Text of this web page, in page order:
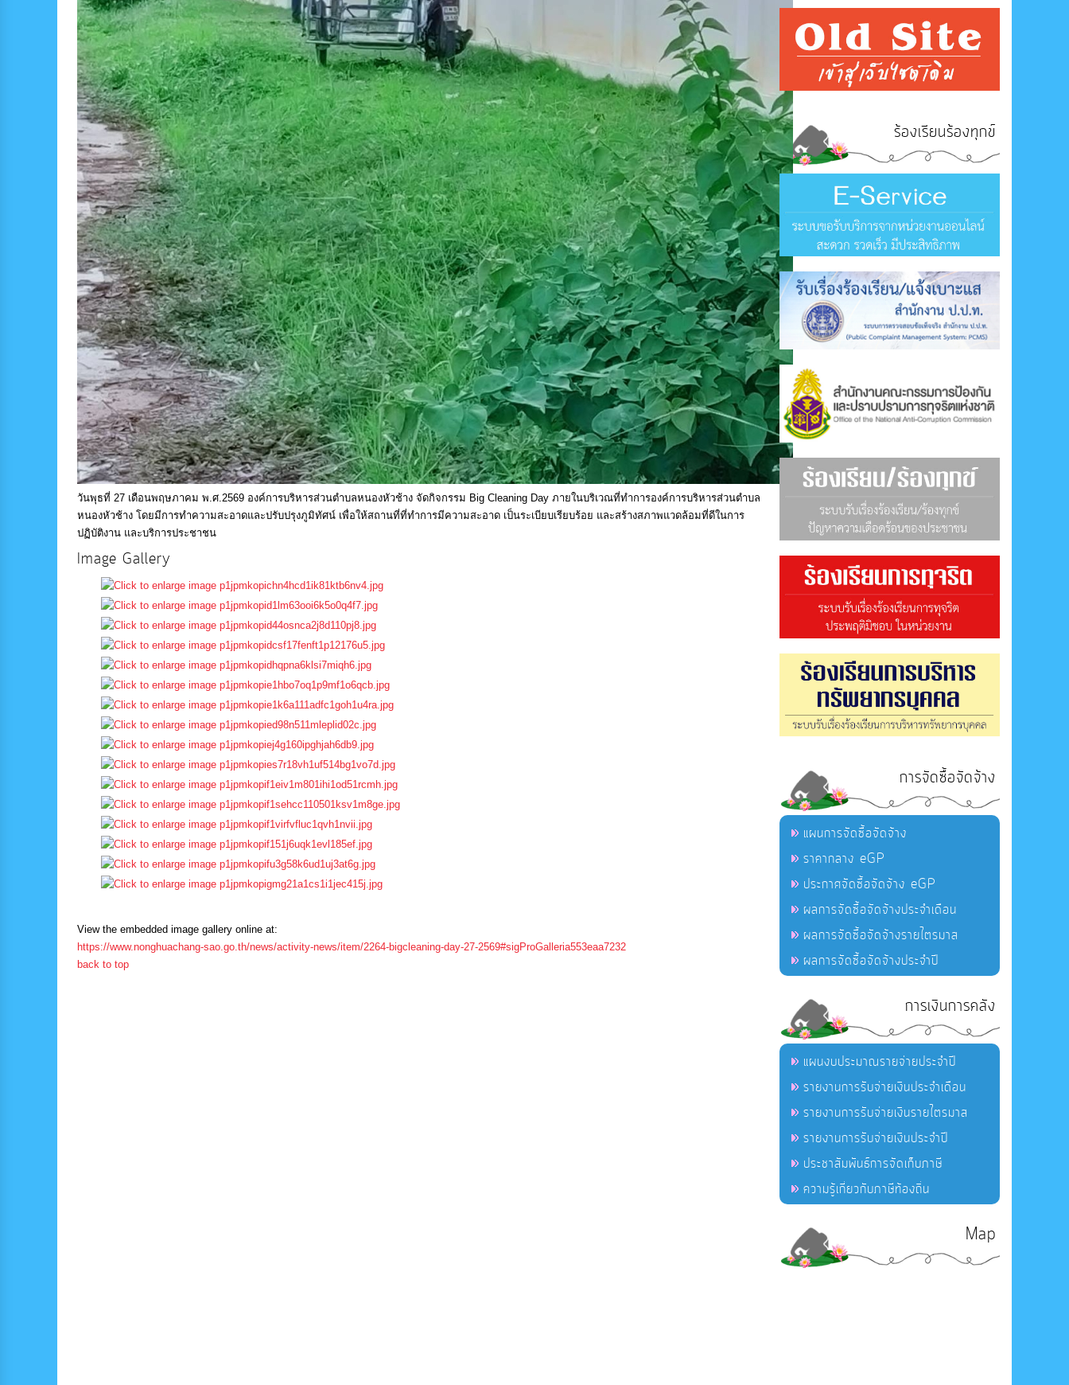
วันพุธที่ 27 เดือนพฤษภาคม พ.ศ.2569 องค์การบริหารส่วนตำบลหนองหัวช้าง จัดกิจกรรม Big Cleaning Day ภายในบริเวณที่ทำการองค์การบริหารส่วนตำบล
หนองหัวช้าง โดยมีการทำความสะอาดและปรับปรุงภูมิทัศน์ เพื่อให้สถานที่ที่ทำการมีความสะอาด เป็นระเบียบเรียบร้อย และสร้างสภาพแวดล้อมที่ดีในการ
ปฏิบัติงาน และบริการประชาชน
Image Gallery
View the embedded image gallery online at:
https://www.nonghuachang-sao.go.th/news/activity-news/item/2264-bigcleaning-day-27-2569#sigProGalleria553eaa7232
back to top
ร้องเรียนร้องทุกข์
การจัดซื้อจัดจ้าง
แผนการจัดซื้อจัดจ้าง
ราคากลาง eGP
ประกาศจัดซื้อจัดจ้าง eGP
ผลการจัดซื้อจัดจ้างประจำเดือน
ผลการจัดซื้อจัดจ้างรายไตรมาส
ผลการจัดซื้อจัดจ้างประจำปี
การเงินการคลัง
แผนงบประมาณรายจ่ายประจำปี
รายงานการรับจ่ายเงินประจำเดือน
รายงานการรับจ่ายเงินรายไตรมาส
รายงานการรับจ่ายเงินประจำปี
ประชาสัมพันธ์การจัดเก็บภาษี
ความรู้เกี่ยวกับภาษีท้องถิ่น
Map